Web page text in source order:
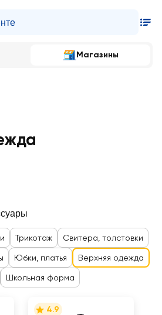
Магазины
Трикотаж Свитера, толстовки
Юбки, платья Верхняя одежда
Школьная форма
4.9